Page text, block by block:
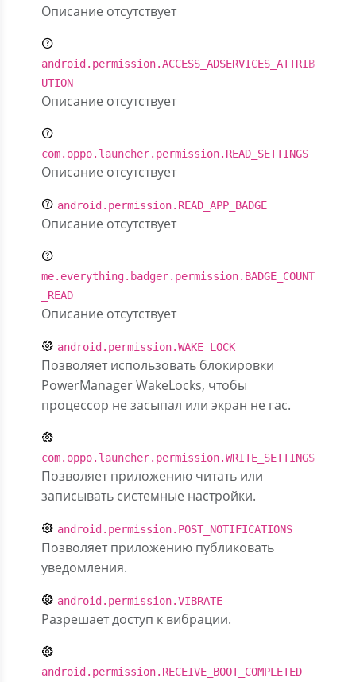
Описание отсутствует
android.permission.ACCESS_ADSERVICES_ATTRIB
UTION
Описание отсутствует
com.oppo.launcher.permission.READ_SETTINGS
Описание отсутствует
android.permission.READ_APP_BADGE
Описание отсутствует
me.everything.badger.permission.BADGE_COUNT
_READ
Описание отсутствует
android.permission.WAKE_LOCK
Позволяет использовать блокировки
PowerManager WakeLocks, чтобы
процессор не засыпал или экран не гас.
com.oppo.launcher.permission.WRITE_SETTINGS
Позволяет приложению читать или
записывать системные настройки.
android.permission.POST_NOTIFICATIONS
Позволяет приложению публиковать
уведомления.
android.permission.VIBRATE
Разрешает доступ к вибрации.
android.permission.RECEIVE_BOOT_COMPLETED